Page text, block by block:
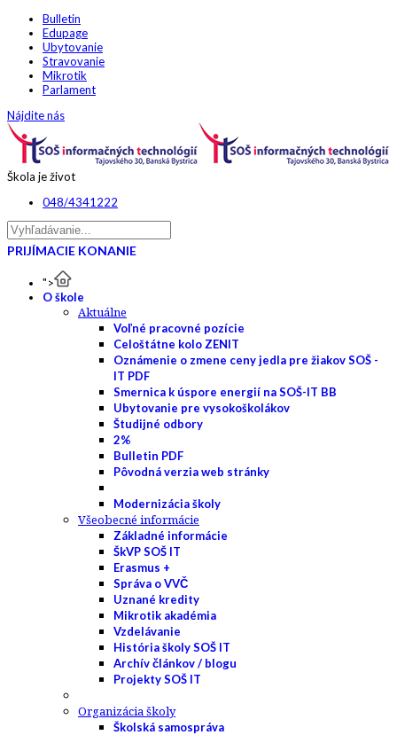
Bulletin
Edupage
Ubytovanie
Stravovanie
Mikrotik
Parlament
Nájdite nás
Škola je život
048/4341222
PRIJÍMACIE KONANIE
">
O škole
Aktuálne
Voľné pracovné pozície
Celoštátne kolo ZENIT
Oznámenie o zmene ceny jedla pre žiakov SOŠ -
IT PDF
Smernica k úspore energií na SOŠ-IT BB
Ubytovanie pre vysokoškolákov
Študijné odbory
2%
Bulletin PDF
Pôvodná verzia web stránky
Modernizácia školy
Všeobecné informácie
Základné informácie
ŠkVP SOŠ IT
Erasmus +
Správa o VVČ
Uznané kredity
Mikrotik akadémia
Vzdelávanie
História školy SOŠ IT
Archív článkov / blogu
Projekty SOŠ IT
Organizácia školy
Školská samospráva